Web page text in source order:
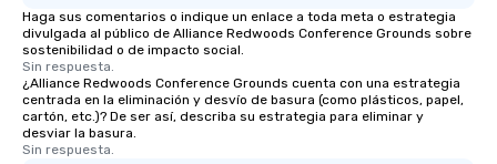
Haga sus comentarios o indique un enlace a toda meta o estrategia
divulgada al público de Alliance Redwoods Conference Grounds sobre
sostenibilidad o de impacto social.
Sin respuesta.
¿Alliance Redwoods Conference Grounds cuenta con una estrategia
centrada en la eliminación y desvío de basura (como plásticos, papel,
cartón, etc.)? De ser así, describa su estrategia para eliminar y
desviar la basura.
Sin respuesta.